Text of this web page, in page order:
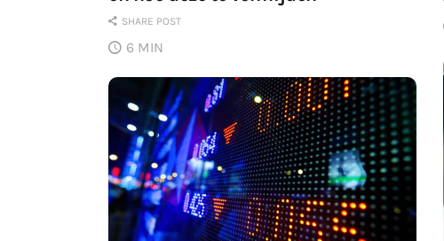
SHARE POST
6 MIN